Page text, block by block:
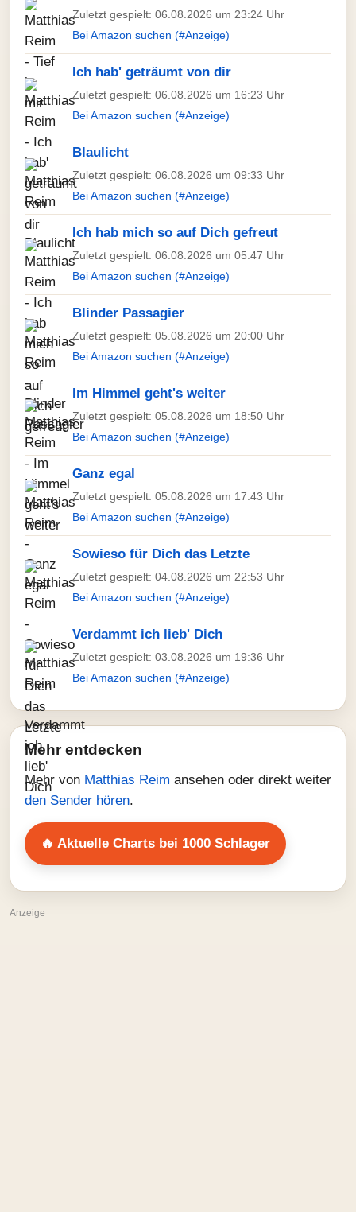
Zuletzt gespielt: 06.08.2026 um 23:24 Uhr
Bei Amazon suchen (#Anzeige)
Ich hab' geträumt von dir
Zuletzt gespielt: 06.08.2026 um 16:23 Uhr
Bei Amazon suchen (#Anzeige)
Blaulicht
Zuletzt gespielt: 06.08.2026 um 09:33 Uhr
Bei Amazon suchen (#Anzeige)
Ich hab mich so auf Dich gefreut
Zuletzt gespielt: 06.08.2026 um 05:47 Uhr
Bei Amazon suchen (#Anzeige)
Blinder Passagier
Zuletzt gespielt: 05.08.2026 um 20:00 Uhr
Bei Amazon suchen (#Anzeige)
Im Himmel geht's weiter
Zuletzt gespielt: 05.08.2026 um 18:50 Uhr
Bei Amazon suchen (#Anzeige)
Ganz egal
Zuletzt gespielt: 05.08.2026 um 17:43 Uhr
Bei Amazon suchen (#Anzeige)
Sowieso für Dich das Letzte
Zuletzt gespielt: 04.08.2026 um 22:53 Uhr
Bei Amazon suchen (#Anzeige)
Verdammt ich lieb' Dich
Zuletzt gespielt: 03.08.2026 um 19:36 Uhr
Bei Amazon suchen (#Anzeige)
Mehr entdecken
Mehr von Matthias Reim ansehen oder direkt weiter
den Sender hören.
🔥 Aktuelle Charts bei 1000 Schlager
Anzeige